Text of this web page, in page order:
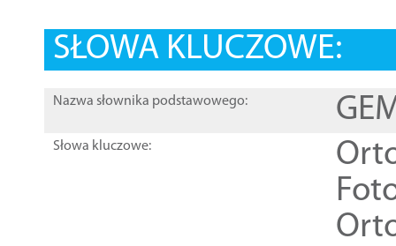
SŁOWA KLUCZOWE:
Nazwa słownika podstawowego:
Słowa kluczowe: